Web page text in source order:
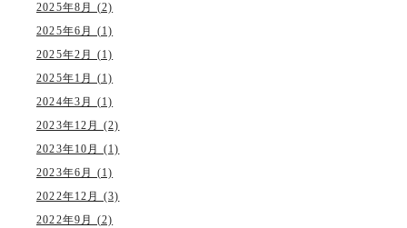
2025年8月 (2)
2025年6月 (1)
2025年2月 (1)
2025年1月 (1)
2024年3月 (1)
2023年12月 (2)
2023年10月 (1)
2023年6月 (1)
2022年12月 (3)
2022年9月 (2)